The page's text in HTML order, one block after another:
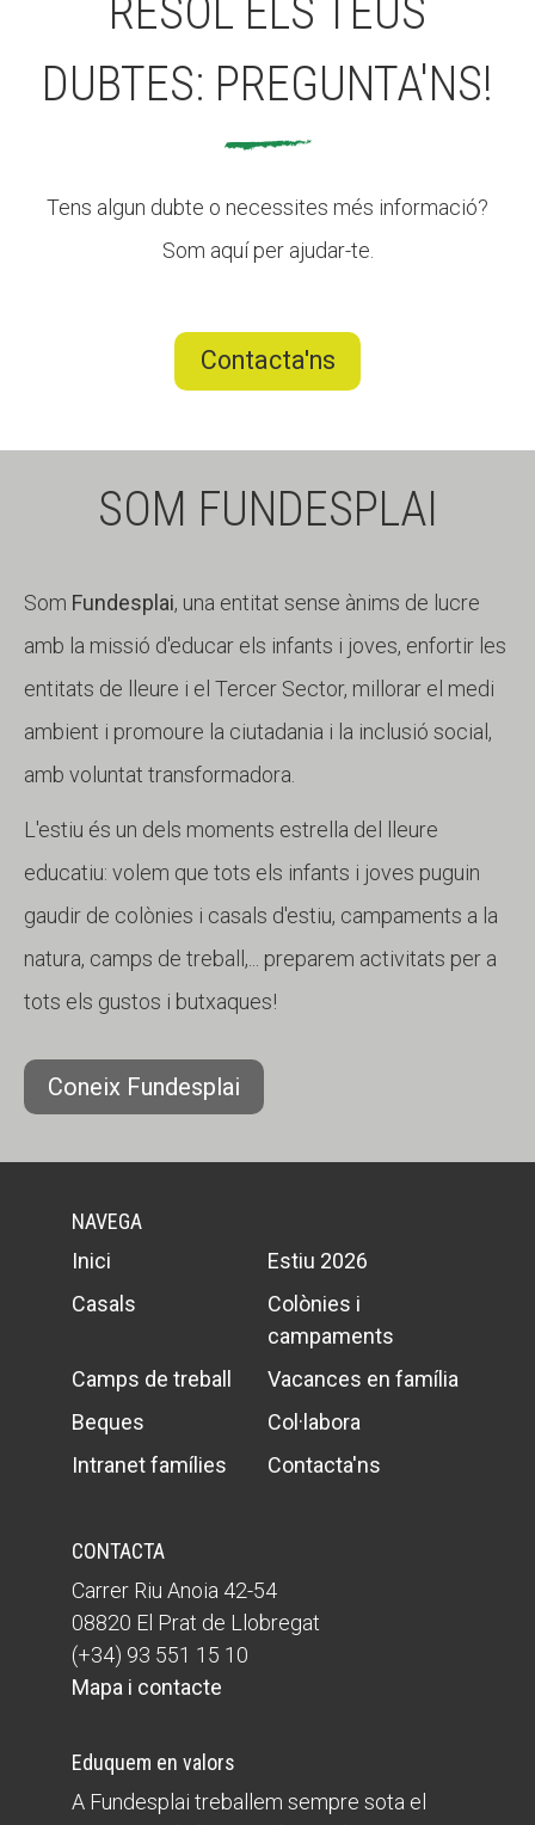
RESOL ELS TEUS
DUBTES: PREGUNTA'NS!
Tens algun dubte o necessites més informació?
Som aquí per ajudar-te.
Contacta'ns
SOM FUNDESPLAI
Som Fundesplai, una entitat sense ànims de lucre
amb la missió d'educar els infants i joves, enfortir les
entitats de lleure i el Tercer Sector, millorar el medi
ambient i promoure la ciutadania i la inclusió social,
amb voluntat transformadora.
L'estiu és un dels moments estrella del lleure
educatiu: volem que tots els infants i joves puguin
gaudir de colònies i casals d'estiu, campaments a la
natura, camps de treball,... preparem activitats per a
tots els gustos i butxaques!
Coneix Fundesplai
NAVEGA
Inici
Estiu 2026
Casals
Colònies i
campaments
Camps de treball
Vacances en família
Beques
Col·labora
Intranet famílies
Contacta'ns
CONTACTA
Carrer Riu Anoia 42-54
08820 El Prat de Llobregat
(+34) 93 551 15 10
Mapa i contacte
Eduquem en valors
A Fundesplai treballem sempre sota el